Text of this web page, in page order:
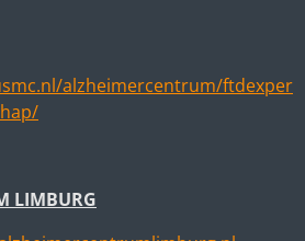
alzheimercentrum/ftdexper
LIMBURG